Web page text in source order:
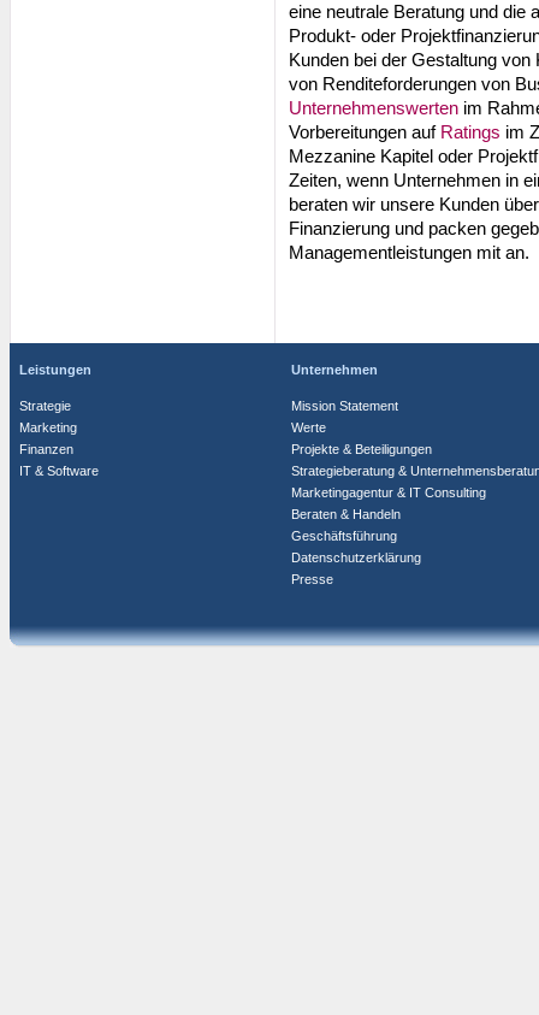
eine neutrale Beratung und die
Produkt- oder
Kunden bei der Gestaltung
von Renditeforderungen von
Unternehmenswerten im
Vorbereitungen auf Ratings im
Mezzanine Kapitel oder
Zeiten, wenn Unternehmen in
beraten wir unsere Kunden
Finanzierung und packen
Managementleistungen mit an.
Leistungen
Strategie
Marketing
Finanzen
IT & Software
Unternehmen
Mission Statement
Werte
Projekte & Beteiligungen
Strategieberatung &
Marketingagentur & IT Consulting
Beraten & Handeln
Geschäftsführung
Datenschutzerklärung
Presse